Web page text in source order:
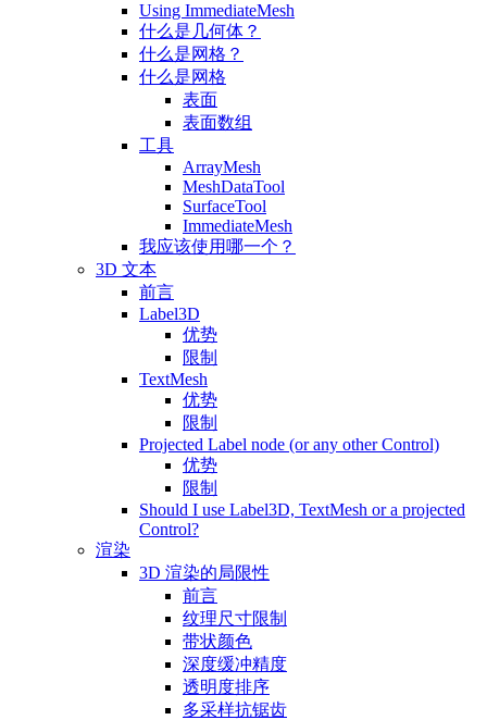
Using ImmediateMesh
什么是几何体？
什么是网格？
什么是网格
表面
表面数组
工具
ArrayMesh
MeshDataTool
SurfaceTool
ImmediateMesh
我应该使用哪一个？
3D 文本
前言
Label3D
优势
限制
TextMesh
优势
限制
Projected Label node (or any other Control)
优势
限制
Should I use Label3D, TextMesh or a projected
Control?
渲染
3D 渲染的局限性
前言
纹理尺寸限制
带状颜色
深度缓冲精度
透明度排序
多采样抗锯齿